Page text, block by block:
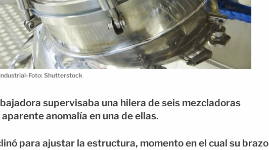
Foto: Shutterstock
supervisaba una hilera de seis mezcladoras
anomalía en una de ellas.
para ajustar la estructura, momento en el cual su brazo